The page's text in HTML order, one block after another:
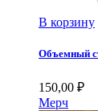
В корзину
Объемный
150,00 ₽
Мерч